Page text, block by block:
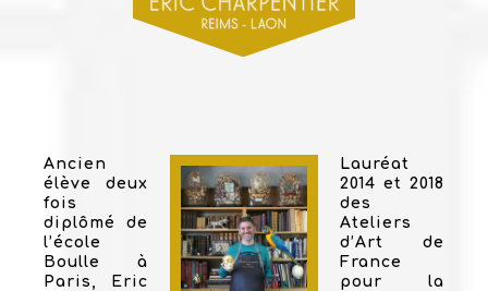
Ancien
élève deux
fois
diplômé de
l’école
Boulle à
Paris, Eric
Lauréat
2014 et 2018
des
Ateliers
d’Art de
France
pour la